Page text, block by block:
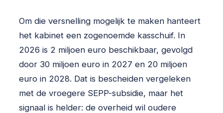
Om die versnelling mogelijk te maken hanteert
het kabinet een zogenoemde kasschuif. In
2026 is 2 miljoen euro beschikbaar, gevolgd
door 30 miljoen euro in 2027 en 20 miljoen
euro in 2028. Dat is bescheiden vergeleken
met de vroegere SEPP-subsidie, maar het
signaal is helder: de overheid wil oudere